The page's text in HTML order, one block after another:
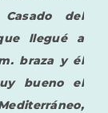
del
llegué a
braza y él
bueno el